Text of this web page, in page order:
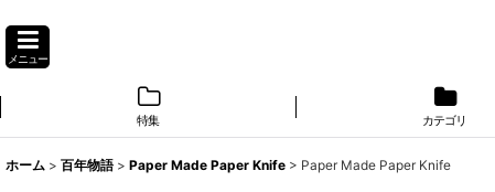
メニュー
特集 カテゴリ
ホーム > 百年物語 > Paper Made Paper Knife > Paper Made Paper Knife